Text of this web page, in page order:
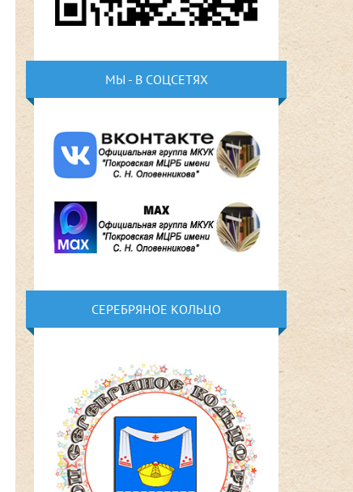
МЫ - В СОЦСЕТЯХ
СЕРЕБРЯНОЕ КОЛЬЦО